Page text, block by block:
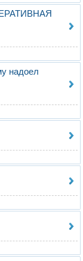
надоел